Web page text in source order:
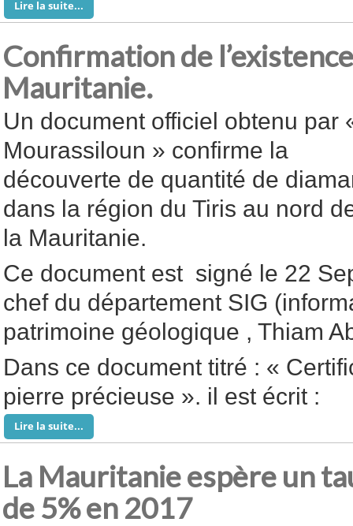
Lire la suite...
Confirmation de
Mauritanie.
Un document officiel obtenu par
Mourassiloun » confirme la
découverte de quantité de
dans la région du Tiris au nord
la Mauritanie.
Ce document est signé le 22
chef du département SIG
patrimoine géologique , Thiam
Dans ce document titré : «
pierre précieuse ». il est écrit :
Lire la suite...
La Mauritanie espère un
de 5% en 2017